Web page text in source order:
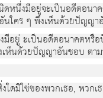
นึ่งมีอยูจะเปนอดีตอน
ร ๆ พึงเห็นดวยปญญาอั
 ะเปนอดีตอนาคตหรื
วยปญญาอันชอบ ตามที่เป
มิใชของพวกเธอ, พวกเ